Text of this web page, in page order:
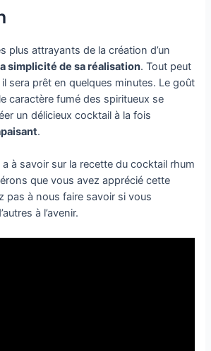
plus attrayants de la création d’un
simplicité de sa réalisation. Tout peut
sera prêt en quelques minutes. Le goût
caractère fumé des spiritueux se
un délicieux cocktail à la fois
.
a à savoir sur la recette du cocktail rhum
que vous avez apprécié cette
pas à nous faire savoir si vous
à l’avenir.